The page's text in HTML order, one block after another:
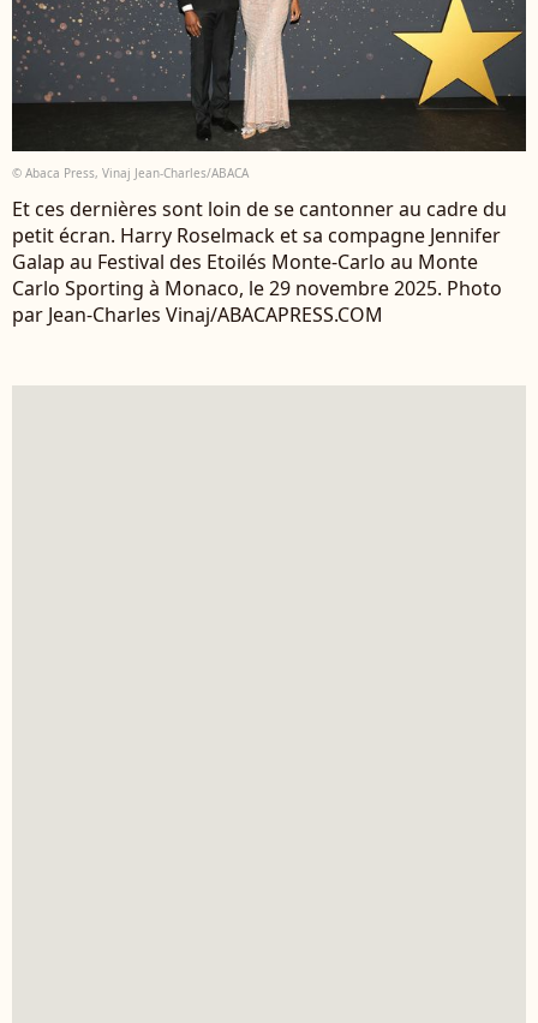
© Abaca Press, Vinaj Jean-Charles/ABACA
Et ces dernières sont loin de se cantonner au cadre du
petit écran. Harry Roselmack et sa compagne Jennifer
Galap au Festival des Etoilés Monte-Carlo au Monte
Carlo Sporting à Monaco, le 29 novembre 2025. Photo
par Jean-Charles Vinaj/ABACAPRESS.COM